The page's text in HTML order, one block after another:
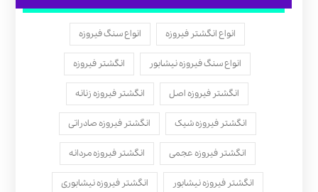
انواع انگشتر فیروزه انواع سنگ فیروزه
انواع سنگ فیروزه نیشابور انگشتر فیروزه
انگشتر فیروزه اصل انگشتر فیروزه زنانه
انگشتر فیروزه شیک انگشتر فیروزه صادراتی
انگشتر فیروزه عجمی انگشتر فیروزه مردانه
انگشتر فیروزه نیشابور انگشتر فیروزه نیشابوری